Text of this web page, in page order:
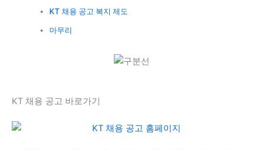
KT 채용 공고 복지 제도
마무리
KT 채용 공고 바로가기